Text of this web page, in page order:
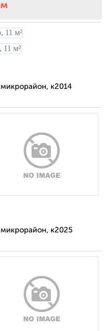
к2014
к2025